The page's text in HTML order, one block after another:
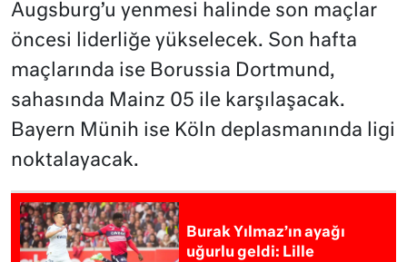
Augsburg’u yenmesi halinde son maçlar
öncesi liderliğe yükselecek. Son hafta
maçlarında ise Borussia Dortmund,
sahasında Mainz 05 ile karşılaşacak.
Bayern Münih ise Köln deplasmanında ligi
noktalayacak.
Burak Yılmaz’ın ayağı
uğurlu geldi: Lille